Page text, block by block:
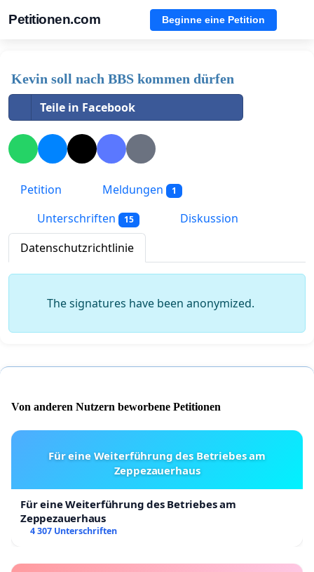
Petitionen.com Beginne eine Petition
Kevin soll nach BBS kommen dürfen
Teile in Facebook
Petition Meldungen 1
Unterschriften 15
Diskussion
Datenschutzrichtlinie
The signatures have been anonymized.
Von anderen Nutzern beworbene Petitionen
Für eine Weiterführung des Betriebes am
Zeppezauerhaus
Für eine Weiterführung des Betriebes am
Zeppezauerhaus
4 307 Unterschriften